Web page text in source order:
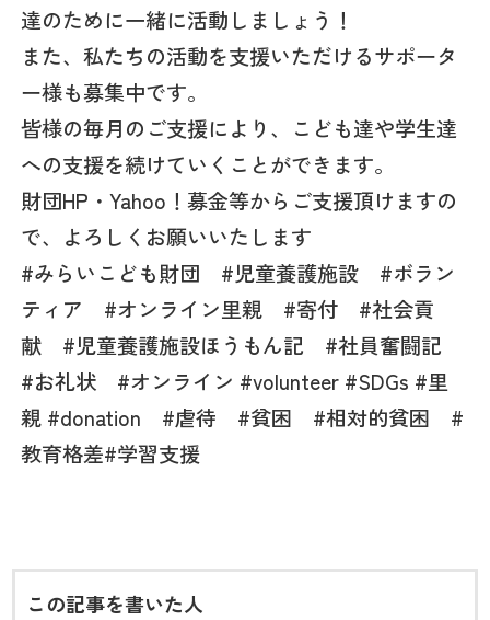
達のために一緒に活動しましょう！
また、私たちの活動を支援いただけるサポータ
ー様も募集中です。
皆様の毎月のご支援により、こども達や学生達
への支援を続けていくことができます。
財団HP・Yahoo！募金等からご支援頂けますの
で、よろしくお願いいたします‍
#みらいこども財団 #児童養護施設 #ボラン
ティア #オンライン里親 #寄付 #社会貢
献 #児童養護施設ほうもん記 #社員奮闘記
#お礼状 #オンライン #volunteer #SDGs #里
親 #donation #虐待 #貧困 #相対的貧困 #
教育格差#学習支援
この記事を書いた人